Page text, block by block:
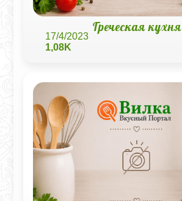
Греческая кухня
17/4/2023
1,08K